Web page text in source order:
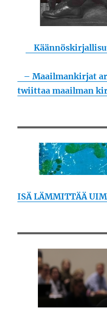
– Maailmankirjat
twiittaa maailman
ISÄ LÄMMITTÄÄ